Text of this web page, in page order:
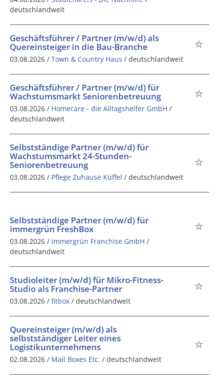
deutschlandweit
Geschäftsführer / Partner (m/w/d) als
Quereinsteiger in die Bau-Branche
03.08.2026 / Town & Country Haus / deutschlandweit
Geschäftsführer / Partner (m/w/d) für
Wachstumsmarkt Seniorenbetreuung
03.08.2026 / Homecare - die Alltagshelfer GmbH /
deutschlandweit
Selbstständige Partner (m/w/d) für
Wachstumsmarkt 24-Stunden-
Seniorenbetreuung
03.08.2026 / Pflege Zuhause Küffel / deutschlandweit
Selbstständige Partner (m/w/d) für
immergrün FreshBox
03.08.2026 / immergrün Franchise GmbH /
deutschlandweit
Studioleiter (m/w/d) für Mikro-Fitness-
Studio als Franchise-Partner
03.08.2026 / fitbox / deutschlandweit
Quereinsteiger (m/w/d) als
selbstständiger Leiter eines
Logistikunternehmens
02.08.2026 / Mail Boxes Etc. / deutschlandweit